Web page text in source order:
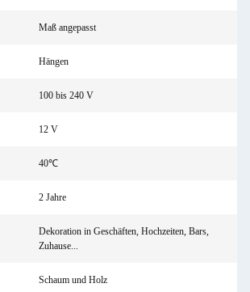
Maß angepasst
Hängen
100 bis 240 V
12 V
40℃
2 Jahre
Dekoration in Geschäften, Hochzeiten, Bars,
Zuhause...
Schaum und Holz